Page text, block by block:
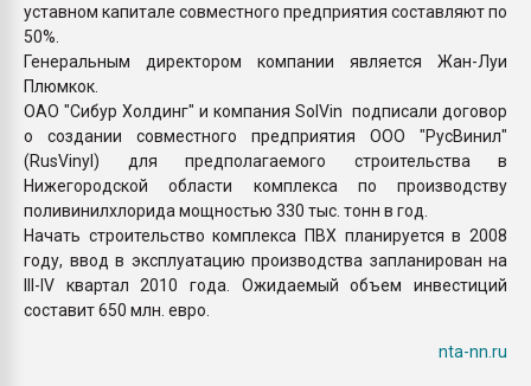
уставном капитале совместного предприятия составляют по
50%.
Генеральным директором компании является Жан-Луи
Плюмкок.
ОАО "Сибур Холдинг" и компания SolVin подписали договор
о создании совместного предприятия ООО "РусВинил"
(RusVinyl) для предполагаемого строительства в
Нижегородской области комплекса по производству
поливинилхлорида мощностью 330 тыс. тонн в год.
Начать строительство комплекса ПВХ планируется в 2008
году, ввод в эксплуатацию производства запланирован на
III-IV квартал 2010 года. Ожидаемый объем инвестиций
составит 650 млн. евро.
nta-nn.ru